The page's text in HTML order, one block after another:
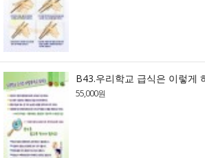
B43.우리학교 급식은 이렇게
55,000원